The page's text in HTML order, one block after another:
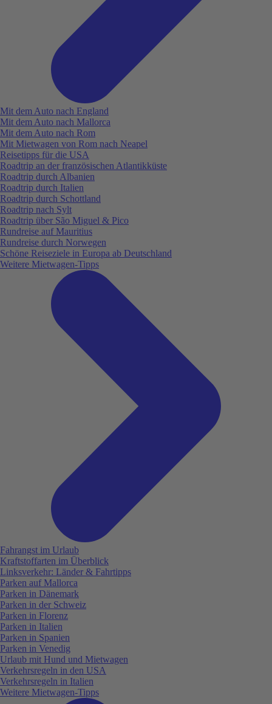
Mit dem Auto nach England
Mit dem Auto nach Mallorca
Mit dem Auto nach Rom
Mit Mietwagen von Rom nach Neapel
Reisetipps für die USA
Roadtrip an der französischen Atlantikküste
Roadtrip durch Albanien
Roadtrip durch Italien
Roadtrip durch Schottland
Roadtrip nach Sylt
Roadtrip über São Miguel & Pico
Rundreise auf Mauritius
Rundreise durch Norwegen
Schöne Reiseziele in Europa ab Deutschland
Weitere Mietwagen-Tipps
Fahrangst im Urlaub
Kraftstoffarten im Überblick
Linksverkehr: Länder & Fahrtipps
Parken auf Mallorca
Parken in Dänemark
Parken in der Schweiz
Parken in Florenz
Parken in Italien
Parken in Spanien
Parken in Venedig
Urlaub mit Hund und Mietwagen
Verkehrsregeln in den USA
Verkehrsregeln in Italien
Weitere Mietwagen-Tipps